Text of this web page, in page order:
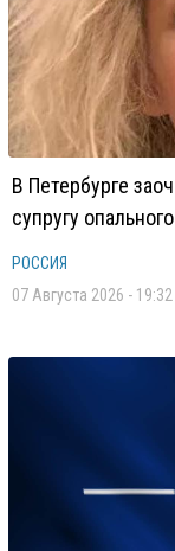
В Петербурге
супругу
РОССИЯ
07 Августа 2026 - 19:32